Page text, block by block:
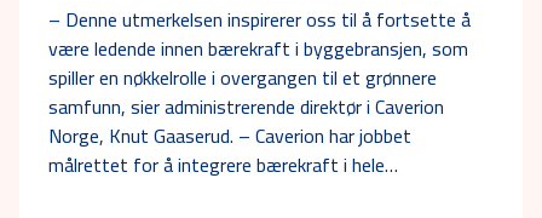
– Denne utmerkelsen inspirerer oss til å fortsette å
være ledende innen bærekraft i byggebransjen, som
spiller en nøkkelrolle i overgangen til et grønnere
samfunn, sier administrerende direktør i Caverion
Norge, Knut Gaaserud. – Caverion har jobbet
målrettet for å integrere bærekraft i hele…